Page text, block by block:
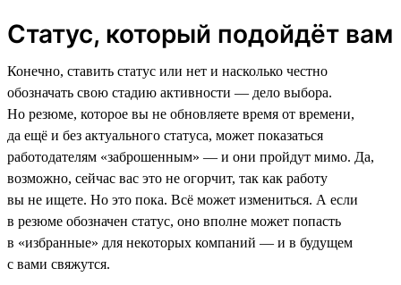
Статус, который подойдёт вам
Конечно, ставить статус или нет и насколько честно
обозначать свою стадию активности — дело выбора.
Но резюме, которое вы не обновляете время от времени,
да ещё и без актуального статуса, может показаться
работодателям «заброшенным» — и они пройдут мимо. Да,
возможно, сейчас вас это не огорчит, так как работу
вы не ищете. Но это пока. Всё может измениться. А если
в резюме обозначен статус, оно вполне может попасть
в «избранные» для некоторых компаний — и в будущем
с вами свяжутся.